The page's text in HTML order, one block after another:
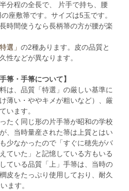
分程の全長で、 片手で持ち、腰
座敷箒です。サイズは5玉です。
時間使うなら長柄箒の方が腰が楽
特選」の2種あります。皮の品質と
性などが異なります。
箒・手箒について】
は、品質「特選」の厳しい基準に
薄い・ややキメが粗いなど）、厳
います。
たく同じ形の片手箒が昭和の学校
、当時量産された箒は上質とはい
少なかったので「すぐに穂先がバ
ていた」と記憶している方もいる
ている品質「上」手箒は、当時の
皮をたっぷり使用しており、耐久
ます。